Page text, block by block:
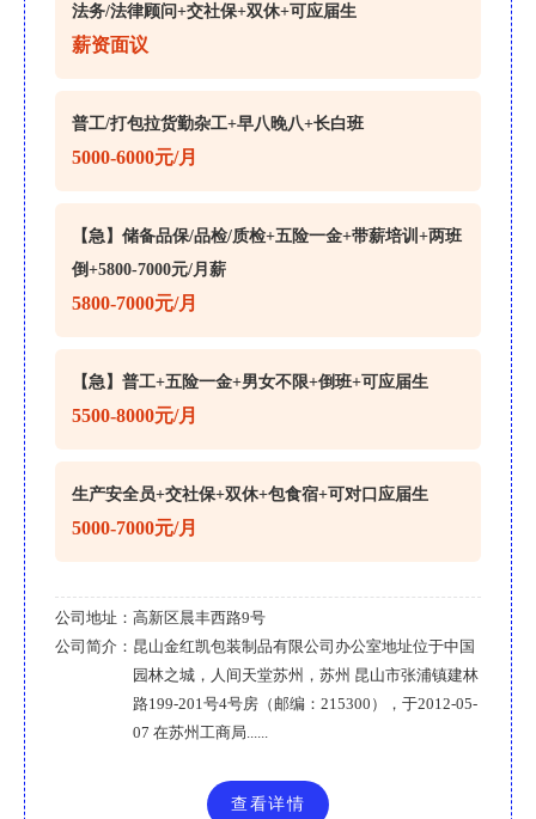
法务/法律顾问+交社保+双休+可应届生
薪资面议
普工/打包拉货勤杂工+早八晚八+长白班
5000-6000元/月
【急】储备品保/品检/质检+五险一金+带薪培训+两班
倒+5800-7000元/月薪
5800-7000元/月
【急】普工+五险一金+男女不限+倒班+可应届生
5500-8000元/月
生产安全员+交社保+双休+包食宿+可对口应届生
5000-7000元/月
公司地址： 高新区晨丰西路9号
公司简介： 昆山金红凯包装制品有限公司办公室地址位于中国
园林之城，人间天堂苏州，苏州 昆山市张浦镇建林
路199-201号4号房（邮编：215300），于2012-05-
07 在苏州工商局......
查看详情